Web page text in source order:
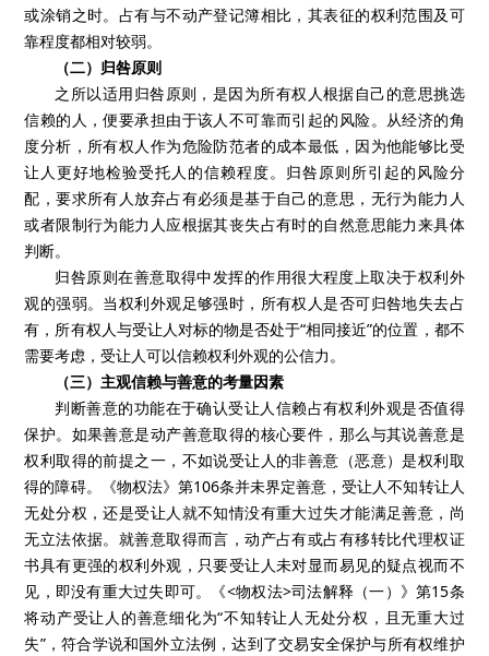
或涂销之时。占有与不动产登记簿相比，其表征的权利范围及可
靠程度都相对较弱。
（二）归咎原则
之所以适用归咎原则，是因为所有权人根据自己的意思挑选
信赖的人，便要承担由于该人不可靠而引起的风险。从经济的角
度分析，所有权人作为危险防范者的成本最低，因为他能够比受
让人更好地检验受托人的信赖程度。归咎原则所引起的风险分
配，要求所有人放弃占有必须是基于自己的意思，无行为能力人
或者限制行为能力人应根据其丧失占有时的自然意思能力来具体
判断。
归咎原则在善意取得中发挥的作用很大程度上取决于权利外
观的强弱。当权利外观足够强时，所有权人是否可归咎地失去占
有，所有权人与受让人对标的物是否处于“相同接近”的位置，都不
需要考虑，受让人可以信赖权利外观的公信力。
（三）主观信赖与善意的考量因素
判断善意的功能在于确认受让人信赖占有权利外观是否值得
保护。如果善意是动产善意取得的核心要件，那么与其说善意是
权利取得的前提之一，不如说受让人的非善意（恶意）是权利取
得的障碍。《物权法》第106条并未界定善意，受让人不知转让人
无处分权，还是受让人就不知情没有重大过失才能满足善意，尚
无立法依据。就善意取得而言，动产占有或占有移转比代理权证
书具有更强的权利外观，只要受让人未对显而易见的疑点视而不
见，即没有重大过失即可。《<物权法>司法解释（一）》第15条
将动产受让人的善意细化为“不知转让人无处分权，且无重大过
失”，符合学说和国外立法例，达到了交易安全保护与所有权维护